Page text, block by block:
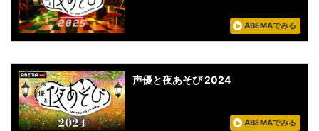
ABEMAでみる
声優と夜あそび 2024
ABEMAでみる